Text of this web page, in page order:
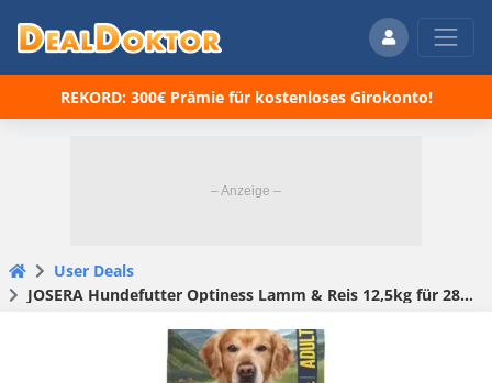
REKORD: 300€ Prämie für kostenloses Girokonto!
User Deals
JOSERA Hundefutter Optiness Lamm & Reis 12,5kg für 28,47€(statt 33,13€)